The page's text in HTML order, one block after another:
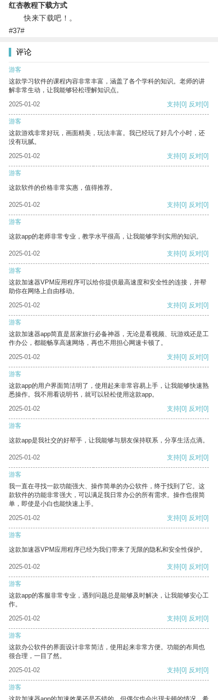
红杏教程下载方式
快来下载吧！。
#37#
评论
游客
这款学习软件的课程内容非常丰富，涵盖了各个学科的知识。老师的讲
解非常生动，让我能够轻松理解知识点。
2025-01-02
支持[0] 反对[0]
游客
这款游戏非常好玩，画面精美，玩法丰富。我已经玩了好几个小时，还
没有玩腻。
2025-01-02
支持[0] 反对[0]
游客
这款软件的价格非常实惠，值得推荐。
2025-01-02 支持[0] 反对[0]
游客
这款app的老师非常专业，教学水平很高，让我能够学到实用的知识。
2025-01-02 支持[0] 反对[0]
游客
这款加速器VPM应用程序可以给你提供最高速度和安全性的连接，并帮
助你在网络上自由移动。
2025-01-02
支持[0] 反对[0]
游客
这款加速器app简直是居家旅行必备神器，无论是看视频、玩游戏还是工
作办公，都能畅享高速网络，再也不用担心网速卡顿了。
2025-01-02
支持[0] 反对[0]
游客
这款app的用户界面简洁明了，使用起来非常容易上手，让我能够快速熟
悉操作。我不用看说明书，就可以轻松使用这款app。
2025-01-02
支持[0] 反对[0]
游客
这款app是我社交的好帮手，让我能够与朋友保持联系，分享生活点滴。
2025-01-02 支持[0] 反对[0]
游客
我一直在寻找一款功能强大、操作简单的办公软件，终于找到了它。这
款软件的功能非常强大，可以满足我日常办公的所有需求。操作也很简
单，即使是小白也能快速上手。
2025-01-02
支持[0] 反对[0]
游客
这款加速器VPM应用程序已经为我们带来了无限的隐私和安全性保护。
2025-01-02 支持[0] 反对[0]
游客
这款app的客服非常专业，遇到问题总是能够及时解决，让我能够安心工
作。
2025-01-02
支持[0] 反对[0]
游客
这款办公软件的界面设计非常简洁，使用起来非常方便。功能的布局也
很合理，一目了然。
2025-01-02
支持[0] 反对[0]
游客